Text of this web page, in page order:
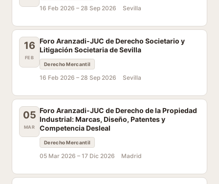
16 Feb 2026 – 28 Sep 2026 Sevilla
16
FEB
Foro Aranzadi-JUC de Derecho Societario y
Litigación Societaria de Sevilla
Derecho Mercantil
16 Feb 2026 – 28 Sep 2026 Sevilla
05
MAR
Foro Aranzadi-JUC de Derecho de la Propiedad
Industrial: Marcas, Diseño, Patentes y
Competencia Desleal
Derecho Mercantil
05 Mar 2026 – 17 Dic 2026 Madrid